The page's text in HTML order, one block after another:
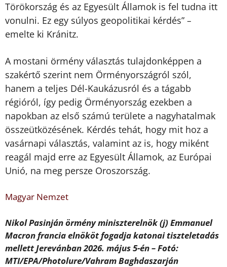
Törökország és az Egyesült Államok is fel tudna itt
vonulni. Ez egy súlyos geopolitikai kérdés” –
emelte ki Kránitz.
A mostani örmény választás tulajdonképpen a
szakértő szerint nem Örményországról szól,
hanem a teljes Dél-Kaukázusról és a tágabb
régióról, így pedig Örményország ezekben a
napokban az első számú területe a nagyhatalmak
összeütközésének. Kérdés tehát, hogy mit hoz a
vasárnapi választás, valamint az is, hogy miként
reagál majd erre az Egyesült Államok, az Európai
Unió, na meg persze Oroszország.
Magyar Nemzet
Nikol Pasinján örmény miniszterelnök (j) Emmanuel
Macron francia elnököt fogadja katonai tiszteletadás
mellett Jerevánban 2026. május 5-én – Fotó:
MTI/EPA/Photolure/Vahram Baghdaszarján